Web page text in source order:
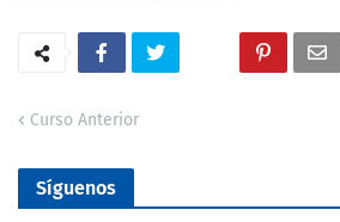
Curso Anterior
Síguenos